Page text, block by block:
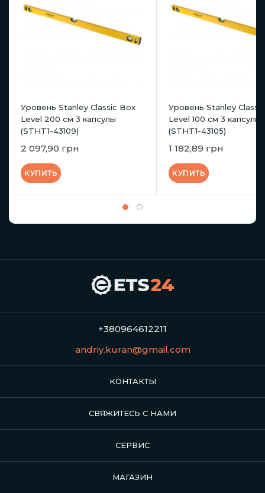
Уровень Stanley Classic Box
Level 200 см 3 капсулы
(STHT1-43109)
2 097,90 грн
КУПИТЬ
Уровень Stanley
Level 100 см 3 капсулы
(STHT1-43105)
1 182,89 грн
КУПИТЬ
+380964612211
andriy.kuran@gmail.com
КОНТАКТЫ
СВЯЖИТЕСЬ С НАМИ
СЕРВИС
МАГАЗИН